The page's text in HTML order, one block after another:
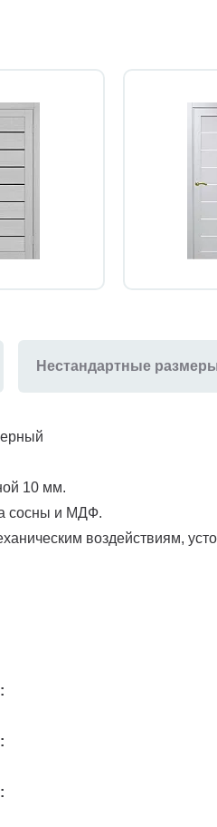
Нестандартные
10 мм.
сосны и МДФ.
воздействиям,